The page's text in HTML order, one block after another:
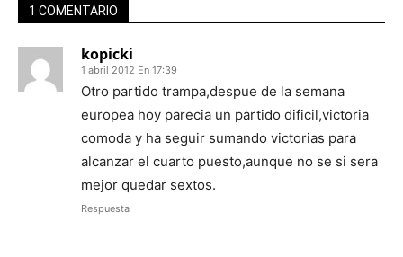
1 COMENTARIO
kopicki
1 abril 2012 En 17:39
Otro partido trampa,despue de la semana
europea hoy parecia un partido dificil,victoria
comoda y ha seguir sumando victorias para
alcanzar el cuarto puesto,aunque no se si sera
mejor quedar sextos.
Respuesta